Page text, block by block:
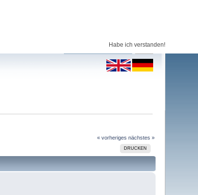
Habe ich verstanden!
« vorheriges nächstes »
DRUCKEN